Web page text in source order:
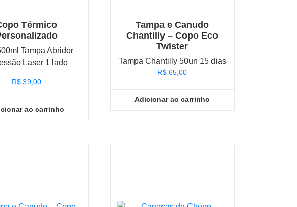
Térmico
Tampa Abridor
Laser 1 lado
R$39,00
ao carrinho
Tampa e Canudo
Chantilly – Copo Eco
Twister
Tampa Chantilly 50un 15 dias
R$ 65,00
Adicionar ao carrinho